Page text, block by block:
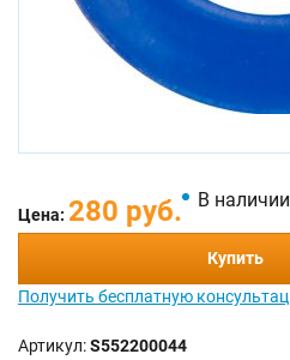
Цена: 280 руб. В наличии
Купить
Получить бесплатную
Артикул:S552200044